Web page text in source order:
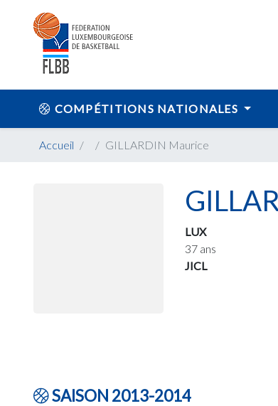
COMPÉTITIONS NATIONALES
Accueil GILLARDIN Maurice
LUX
37 ans
JICL
SAISON 2013-2014